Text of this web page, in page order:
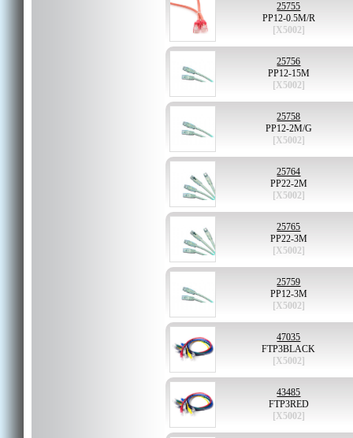
25755
PP12-0.5M/R
[X5002]
25756
PP12-15M
[X5002]
25758
PP12-2M/G
[X5002]
25764
PP22-2M
[X5002]
25765
PP22-3M
[X5002]
25759
PP12-3M
[X5002]
47035
FTP3BLACK
[X5002]
43485
FTP3RED
[X5002]